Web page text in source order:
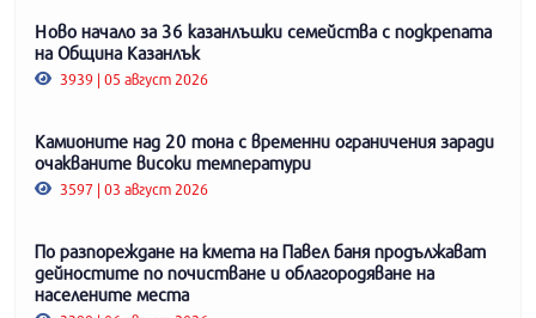
Ново начало за 36 казанлъшки семейства с подкрепата
на Община Казанлък
3939 | 05 август 2026
Камионите над 20 тона с временни ограничения заради
очакваните високи температури
3597 | 03 август 2026
По разпореждане на кмета на Павел баня продължават
дейностите по почистване и облагородяване на
населените места